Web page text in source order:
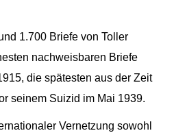
1.700 Briefe von Toller
nachweisbaren Briefe
die spätesten aus der Zeit
seinem Suizid im Mai 1939.
Vernetzung sowohl